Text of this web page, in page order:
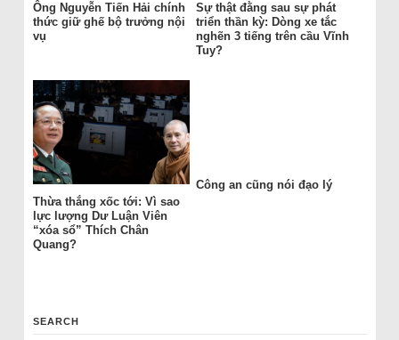
Ông Nguyễn Tiến Hải chính
thức giữ ghế bộ trưởng nội
vụ
Sự thật đằng sau sự phát
triển thần kỳ: Dòng xe tắc
nghẽn 3 tiếng trên cầu Vĩnh
Tuy?
Thừa thắng xốc tới: Vì sao
lực lượng Dư Luận Viên
“xóa sổ” Thích Chân
Quang?
Công an cũng nói đạo lý
SEARCH